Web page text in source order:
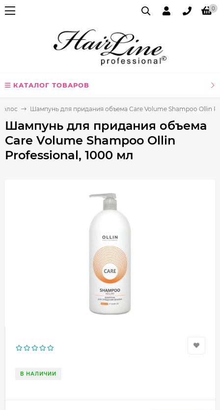
0
КАТАЛОГ ТОВАРОВ
Шампунь для придания объема Care Volume Shampoo Ollin
Шампунь для придания объема
Care Volume Shampoo Ollin
Professional, 1000 мл
В НАЛИЧИИ